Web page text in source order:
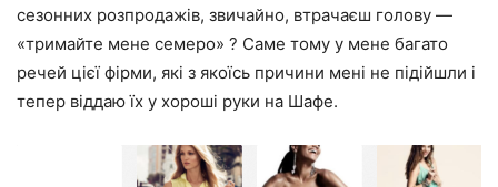
сезонних розпродажів, звичайно, втрачаєш голову —
«тримайте мене семеро» ? Саме тому у мене багато
речей цієї фірми, які з якоїсь причини мені не підійшли і
тепер віддаю їх у хороші руки на Шафе.